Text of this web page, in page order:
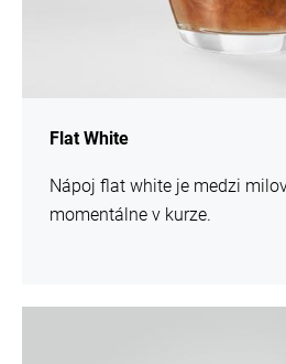
Flat White
Nápoj flat white je medzi
momentálne v kurze.